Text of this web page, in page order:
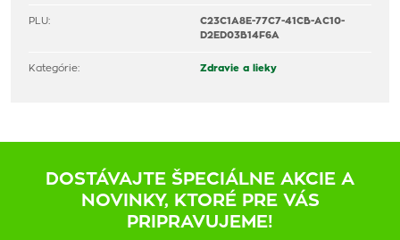
PLU:
C23C1A8E-77C7-41CB-AC10-
D2ED03B14F6A
Kategórie: Zdravie a lieky
DOSTÁVAJTE ŠPECIÁLNE AKCIE A
NOVINKY, KTORÉ PRE VÁS
PRIPRAVUJEME!